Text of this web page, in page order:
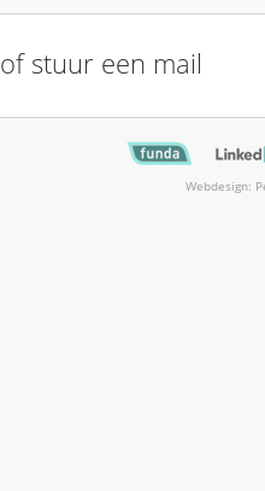
of stuur een mail
Webdesign: